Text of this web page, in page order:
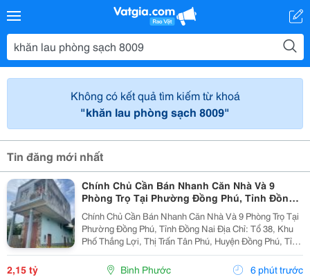
Không có kết quả tìm kiếm từ khoá
"khăn lau phòng sạch 8009"
Tin đăng mới nhất
Chính Chủ Cần Bán Nhanh Căn Nhà Và 9
Phòng Trọ Tại Phường Đồng Phú, Tỉnh Đồng
Nai
Chính Chủ Cần Bán Nhanh Căn Nhà Và 9 Phòng Trọ Tại
Phường Đồng Phú, Tỉnh Đồng Nai Địa Chỉ: Tổ 38, Khu
Phố Thắng Lợi, Thị Trấn Tân Phú, Huyện Đồng Phú, Tỉnh
Bình Phước Diện Tích: 250M2 (5X50M; Thổ Cư 50M2)
Giá Bán: 2 Tỷ 150 Triệu - Kết Cấu: 1 Căn...
2,15 tỷ Bình Phước 6 phút trước